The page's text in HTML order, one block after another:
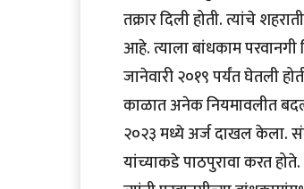
तक्रार दिली होती. त्यांचे
आहे. त्याला बांधकाम परवानगी
जानेवारी २०१९ पर्यंत घेतली
काळात अनेक नियमावलीत बदल
२०२३ मध्ये अर्ज दाखल केला.
यांच्याकडे पाठपुरावा करत